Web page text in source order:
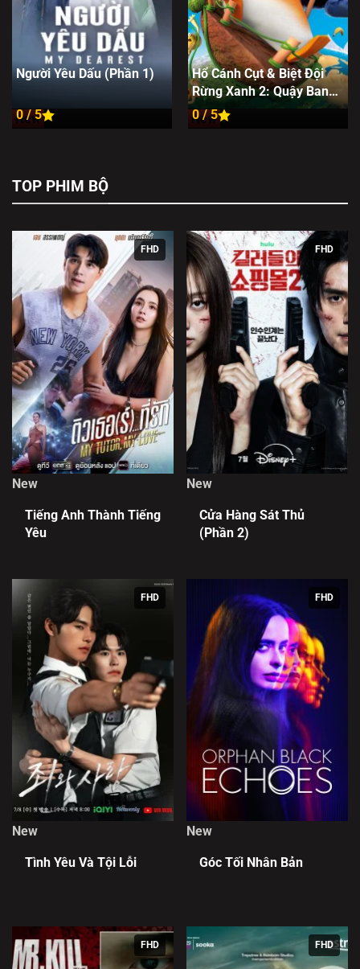
New
Người Yêu Dấu (Phần 1)
0 / 5 New
Hổ Cánh Cụt & Biệt Đội
Rừng Xanh 2: Quậy Banh
Thế Giới
0 / 5
TOP PHIM BỘ
FHD
New
Tiếng Anh Thành Tiếng
Yêu
FHD
New
Cửa Hàng Sát Thủ
(Phần 2)
FHD
New
Tình Yêu Và Tội Lỗi
FHD
New
Góc Tối Nhân Bản
FHD FHD